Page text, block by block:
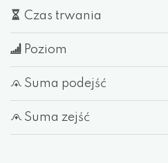
Czas trwania
Poziom
Suma podejść
Suma zejść